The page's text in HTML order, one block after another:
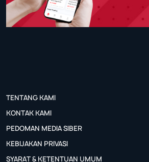
TENTANG KAMI
KONTAK KAMI
PEDOMAN MEDIA SIBER
KEBIJAKAN PRIVASI
SYARAT & KETENTUAN UMUM